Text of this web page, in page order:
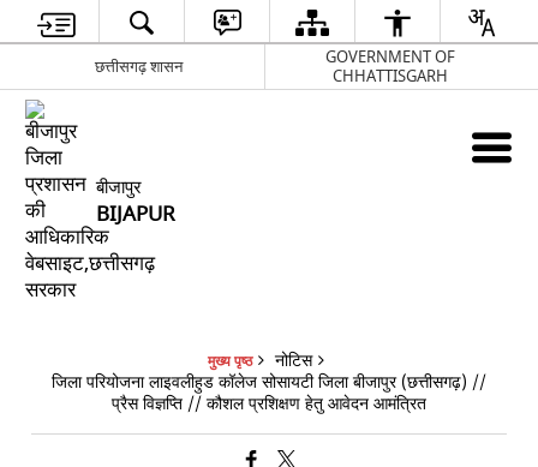
छत्तीसगढ़ शासन
GOVERNMENT OF
CHHATTISGARH
बीजापुर
BIJAPUR
मुख्य पृष्ठ
नोटिस
जिला परियोजना लाइवलीहुड कॉलेज सोसायटी जिला बीजापुर (छत्तीसगढ़) //
प्रैस विज्ञप्ति // कौशल प्रशिक्षण हेतु आवेदन आमंत्रित